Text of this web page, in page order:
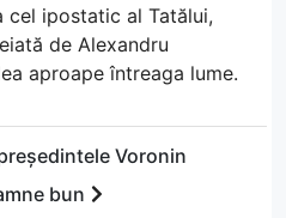
cel ipostatic al Tatălui,
de Alexandru
aproape întreaga lume.
Voronin
bun